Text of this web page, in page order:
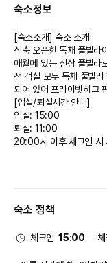
숙소정보
[숙소소개] 숙소 소개
신축 오픈한 독채 풀빌라
애월에 있는 신상 풀빌라
전 객실 모두 독채 풀빌라
되어 있어 프라이빗하고
[입실/퇴실시간 안내]
입실: 15:00
퇴실: 11:00
20:00시 이후 체크인 시
숙소 정책
체크인 15:00